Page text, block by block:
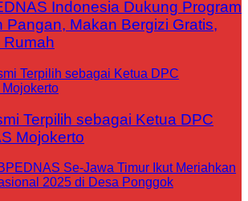
Indonesia Dukung Program
Pangan, Makan Bergizi Gratis,
Terpilih sebagai Ketua DPC
Mojokerto